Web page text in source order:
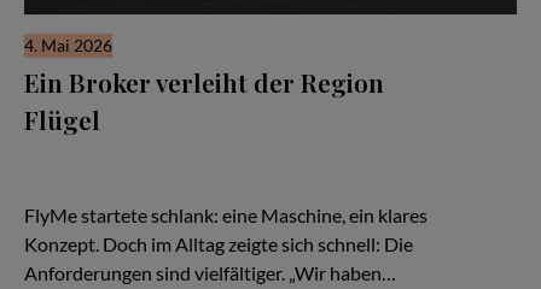
4. Mai 2026
Ein Broker verleiht der Region
Flügel
FlyMe startete schlank: eine Maschine, ein klares
Konzept. Doch im Alltag zeigte sich schnell: Die
Anforderungen sind vielfältiger. „Wir haben…